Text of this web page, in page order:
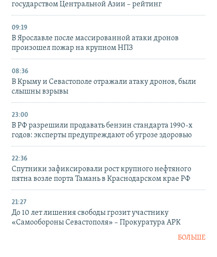
государством Центральной Азии – рейтинг
09:19
В Ярославле после массированной атаки дронов
произошел пожар на крупном НПЗ
08:36
В Крыму и Севастополе отражали атаку дронов, были
слышны взрывы
23:00
В РФ разрешили продавать бензин стандарта 1990-х
годов: эксперты предупреждают об угрозе здоровью
22:36
Спутники зафиксировали рост крупного нефтяного
пятна возле порта Тамань в Краснодарском крае РФ
21:27
До 10 лет лишения свободы грозит участнику
«Самообороны Севастополя» – Прокуратура АРК
БОЛЬШЕ